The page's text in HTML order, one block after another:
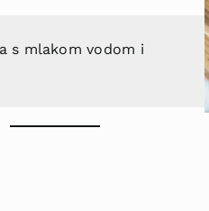
s mlakom vodom i